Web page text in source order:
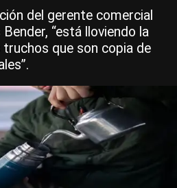
del gerente comercial
“está lloviendo la
que son copia de